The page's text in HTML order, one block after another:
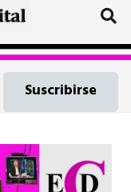
Suscribirse